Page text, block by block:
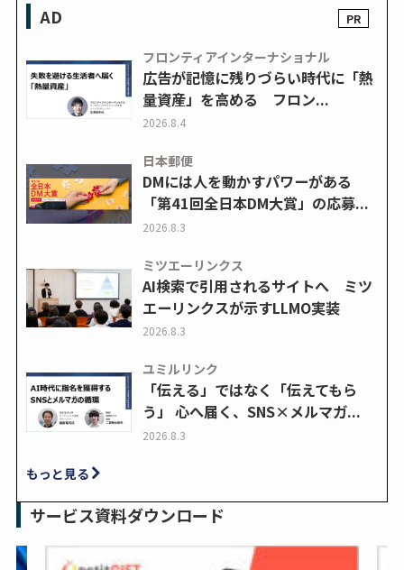
AD
フロンティアインターナショナル
広告が記憶に残りづらい時代に「熱
量資産」を高める フロン...
2026.8.4
日本郵便
DMには人を動かすパワーがある
「第41回全日本DM大賞」の応募...
2026.8.3
ミツエーリンクス
AI検索で引用されるサイトへ ミツ
エーリンクスが示すLLMO実装
2026.8.3
ユミルリンク
「伝える」ではなく「伝えてもら
う」 心へ届く、SNS×メルマガ...
2026.8.3
もっと見る
サービス資料ダウンロード